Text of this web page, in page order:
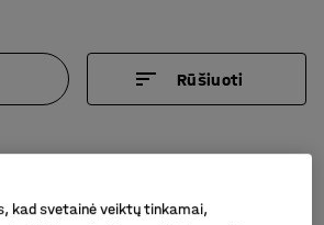
Rūšiuoti
kad svetainė veiktų tinkamai,